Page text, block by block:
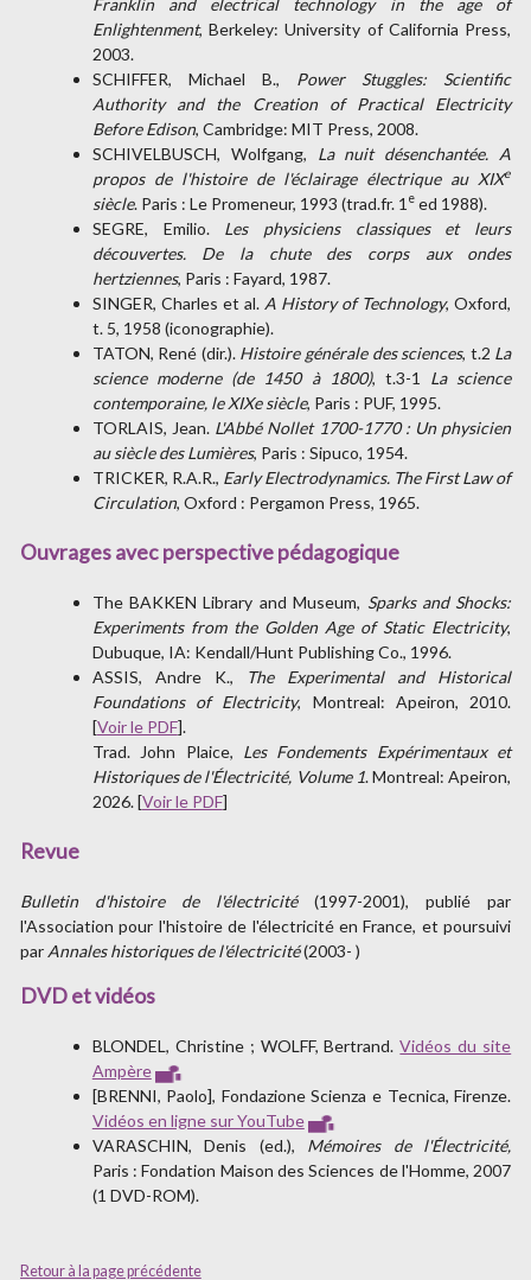
Enlightenment, Berkeley: University of California Press,
2003.
SCHIFFER, Michael B., Power Stuggles: Scientific
Authority and the Creation of Practical Electricity
Before Edison, Cambridge: MIT Press, 2008.
SCHIVELBUSCH, Wolfgang, La nuit désenchantée. A
propos de l'histoire de l'éclairage électrique au XIXe
siècle. Paris : Le Promeneur, 1993 (trad.fr. 1 eed 1988).
SEGRE, Emilio. Les physiciens classiques et leurs
découvertes. De la chute des corps aux ondes
hertziennes, Paris : Fayard, 1987.
SINGER, Charles et al. A History of Technology, Oxford,
t. 5, 1958 (iconographie).
TATON, René (dir.). Histoire générale des sciences, t.2 La
science moderne (de 1450 à 1800), t.3-1 La science
contemporaine, le XIXe siècle, Paris : PUF, 1995.
TORLAIS, Jean. L'Abbé Nollet 1700-1770 : Un physicien
au siècle des Lumières, Paris : Sipuco, 1954.
TRICKER, R.A.R., Early Electrodynamics. The First Law of
Circulation, Oxford : Pergamon Press, 1965.
Ouvrages avec perspective pédagogique
The BAKKEN Library and Museum, Sparks and Shocks:
Experiments from the Golden Age of Static Electricity,
Dubuque, IA: Kendall/Hunt Publishing Co., 1996.
ASSIS, Andre K.,
The Experimental and Historical
Foundations of Electricity, Montreal: Apeiron, 2010.
[Voir le PDF].
Trad. John Plaice, Les Fondements Expérimentaux et
Historiques de l'Électricité, Volume 1. Montreal: Apeiron,
2026. [Voir le PDF]
Revue
Bulletin d'histoire de l'électricité(1997-2001), publié par
l'Association pour l'histoire de l'électricité en France, et poursuivi
par Annales historiques de l'électricité(2003- )
DVD et vidéos
BLONDEL, Christine ; WOLFF, Bertrand.Vidéos du site
Ampère
[BRENNI, Paolo], Fondazione Scienza e Tecnica, Firenze.
Vidéos en ligne sur YouTube
VARASCHIN, Denis (ed.), Mémoires de l'Électricité,
Paris : Fondation Maison des Sciences de l'Homme, 2007
(1 DVD-ROM).